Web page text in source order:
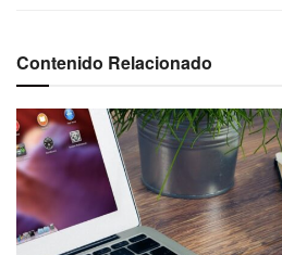
Contenido Relacionado